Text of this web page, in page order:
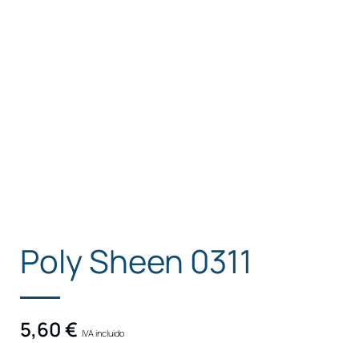
Poly Sheen 0311
5,60€ IVA incluido